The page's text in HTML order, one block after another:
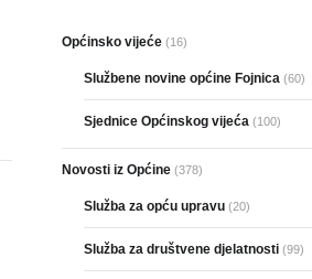
Općinsko vijeće (16)
Službene novine općine Fojnica (60)
Sjednice Općinskog vijeća (100)
Novosti iz Općine (378)
Služba za opću upravu (20)
Služba za društvene djelatnosti (99)